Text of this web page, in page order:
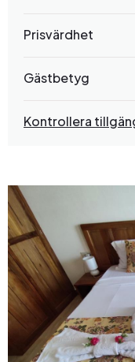
Prisvärdhet
Gästbetyg
Kontrollera